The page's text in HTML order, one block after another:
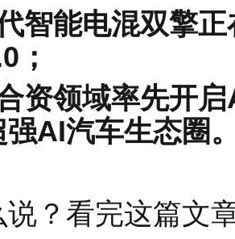
智能电混双擎
；
资领域率先开
强AI汽车生态圈
说？看完这篇文